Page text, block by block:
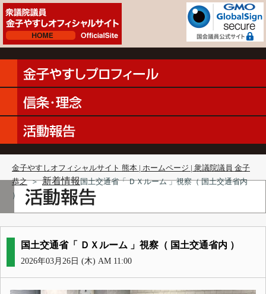
金子やすしオフィシャルサイト 熊本 | ホームページ | 衆議院議員 金子
恭之 ＞ 新着情報国土交通省「 ＤＸルーム 」視察（ 国土交通省内
）
国土交通省「 ＤＸルーム 」視察（ 国土交通省内 ）
2026年03月26日 (木) AM 11:00